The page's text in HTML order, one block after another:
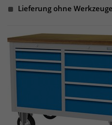
Lieferung ohne
um
die Nutzung
verfolgen.
eine randoly
um